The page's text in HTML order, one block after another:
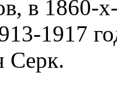
в 1860-
1917
Серк.